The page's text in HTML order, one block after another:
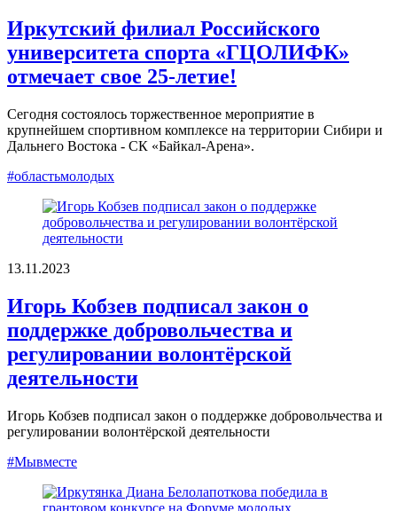
Иркутский филиал Российского
университета спорта «ГЦОЛИФК»
отмечает свое 25-летие!
Сегодня состоялось торжественное мероприятие в
крупнейшем спортивном комплексе на территории Сибири и
Дальнего Востока - СК «Байкал-Арена».
#областьмолодых
13.11.2023
Игорь Кобзев подписал закон о
поддержке добровольчества и
регулировании волонтёрской
деятельности
Игорь Кобзев подписал закон о поддержке добровольчества и
регулировании волонтёрской деятельности
#Мывместе